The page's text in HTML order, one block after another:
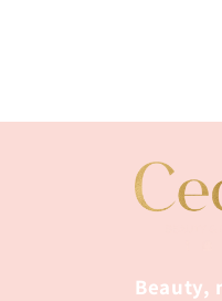
Beauty,